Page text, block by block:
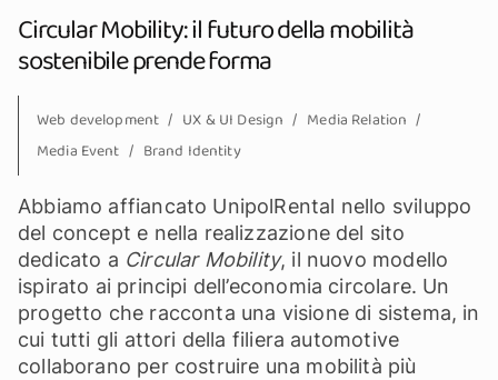
Circular Mobility: il futuro della mobilità
sostenibile prende forma
Web development UX & UI Design
Media Relation
Media Event
Brand Identity
Abbiamo affiancato UnipolRental nello sviluppo
del concept e nella realizzazione del sito
dedicato a Circular Mobility, il nuovo modello
ispirato ai principi dell’economia circolare. Un
progetto che racconta una visione di sistema, in
cui tutti gli attori della filiera automotive
collaborano per costruire una mobilità più